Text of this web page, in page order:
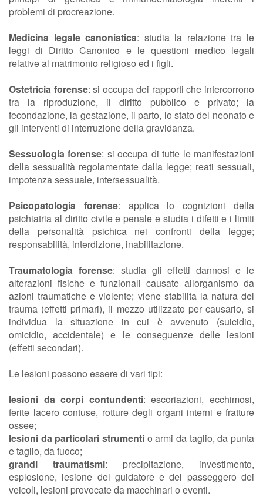
problemi di procreazione.
Medicina legale canonistica: studia la relazione tra le
leggi di Diritto Canonico e le questioni medico legali
relative al matrimonio religioso ed i figli.
Ostetricia forense: si occupa dei rapporti che intercorrono
tra la riproduzione, il diritto pubblico e privato; la
fecondazione, la gestazione, il parto, lo stato del neonato e
gli interventi di interruzione della gravidanza.
Sessuologia forense: si occupa di tutte le manifestazioni
della sessualità regolamentate dalla legge; reati sessuali,
impotenza sessuale, intersessualità.
Psicopatologia forense: applica lo cognizioni della
psichiatria al diritto civile e penale e studia i difetti e i limiti
della personalità psichica nei confronti della legge;
responsabilità, interdizione, inabilitazione.
Traumatologia forense: studia gli effetti dannosi e le
alterazioni fisiche e funzionali causate allorganismo da
azioni traumatiche e violente; viene stabilita la natura del
trauma (effetti primari), il mezzo utilizzato per causarlo, si
individua la situazione in cui è avvenuto (suicidio,
omicidio, accidentale) e le conseguenze delle lesioni
(effetti secondari).
Le lesioni possono essere di vari tipi:
lesioni da corpi contundenti: escoriazioni, ecchimosi,
ferite lacero contuse, rotture degli organi interni e fratture
ossee;
lesioni da particolari strumenti o armi da taglio, da punta
e taglio, da fuoco;
grandi traumatismi: precipitazione, investimento,
esplosione, lesione del guidatore e del passeggero dei
veicoli, lesioni provocate da macchinari o eventi.